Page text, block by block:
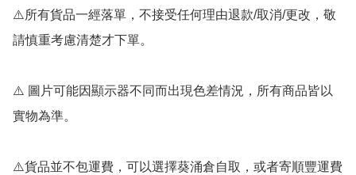
⚠️所有貨品一經落單，不接受任何理由退款/取消/更改，敬
請慎重考慮清楚才下單。
⚠️ 圖片可能因顯示器不同而出現色差情況，所有商品皆以
實物為準。
⚠️貨品並不包運費，可以選擇葵涌倉自取，或者寄順豐運費